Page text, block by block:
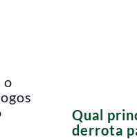
o
Qual
derrota